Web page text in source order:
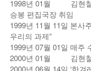
1998년 01월 김현철
승봉 편집국장 취임
1999년 11월 11일 본사
우리의 과제”
1999년 07월 01일 매주
2000년 01월 김현철
2000년 06월 14일 ‘한겨